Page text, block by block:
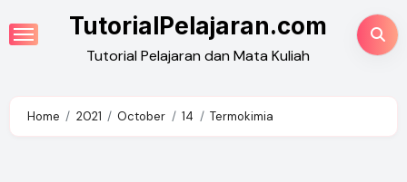
to
TutorialPelajaran.com
Tutorial Pelajaran dan Mata Kuliah
Home 2021 October 14 Termokimia